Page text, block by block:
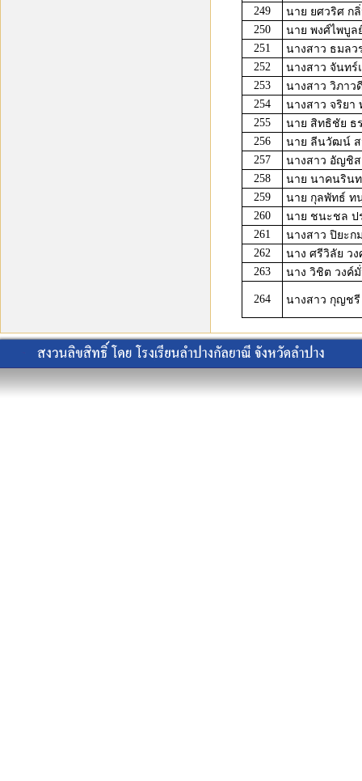
249
นาย ยศวริศ ก
250
นาย พงศ์ไพบู
251
นางสาว ธมลว
252
นางสาว จันทร์
253
นางสาว วิภาว
254
นางสาว จริยา
255
นาย สิทธิชัย ธ
256
นาย ลีนวัฒน์
257
นางสาว อัญชิ
258
นาย นาคนริน
259
นาย กุลพัทธ์ ท
260
นาย ชนะชล ป
261
นางสาว ปิยะก
262
นาง ศรีวิลัย ว
263
นาง วิชิต วงค์
264 นางสาว กุญช